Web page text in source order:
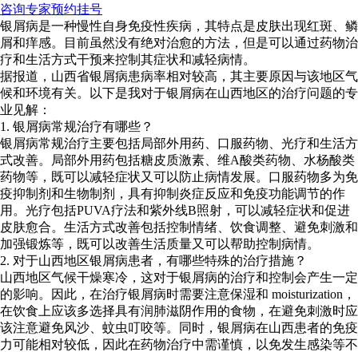
咨询专家预约挂号
银屑病是一种慢性自身免疫性疾病，其特点是皮肤出现红斑、鳞
屑和痒感。目前虽然没有绝对治愈的方法，但是可以通过药物治
疗和生活方式干预来控制其症状和减轻病情。
据报道，山西省银屑病患病率相对较高，其主要原因与该地区气
候和环境有关。以下是我对于银屑病在山西地区的治疗问题的专
业见解：
1. 银屑病常规治疗有哪些？
银屑病常规治疗主要包括局部外用药、口服药物、光疗和生活方
式改善。局部外用药包括糖皮质激素、维A酸类药物、水杨酸类
药物等，既可以减轻症状又可以防止病情发展。口服药物多为免
疫抑制剂和生物制剂，具有抑制炎症反应和免疫功能调节的作
用。光疗包括PUVA疗法和紫外线B照射，可以减轻症状和促进
皮肤愈合。生活方式改善包括控制情绪、饮食调整、避免刺激和
加强锻炼等，既可以改善生活质量又可以帮助控制病情。
2. 对于山西地区银屑病患者，有哪些特殊的治疗措施？
山西地区气候干燥寒冷，这对于银屑病的治疗和控制会产生一定
的影响。因此，在治疗银屑病时需要注意保湿和 moisturization，
在饮食上应该多选择具有润肺滋阴作用的食物，在避免刺激时应
该注意避免风沙、蚊虫叮咬等。同时，银屑病在山西患者的免疫
力可能相对较低，因此在药物治疗中需谨慎，以免发生感染等不